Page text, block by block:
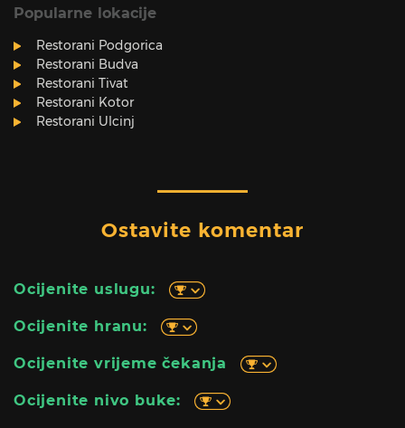
Popularne lokacije
Restorani Podgorica
Restorani Budva
Restorani Tivat
Restorani Kotor
Restorani Ulcinj
Ostavite komentar
Ocijenite uslugu:
Ocijenite hranu:
Ocijenite vrijeme čekanja
Ocijenite nivo buke: